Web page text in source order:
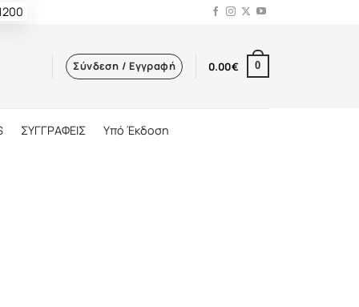
Σύνδεση / Εγγραφή 0.00€ 0
ΣΥΓΓΡΑΦΕΙΣ Υπό Έκδοση